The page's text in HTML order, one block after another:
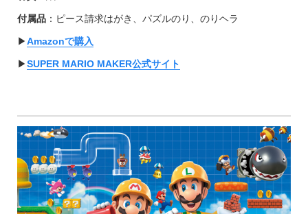
付属品：ピース請求はがき、パズルのり、のりヘラ
▶︎Amazonで購入
▶︎SUPER MARIO MAKER公式サイト